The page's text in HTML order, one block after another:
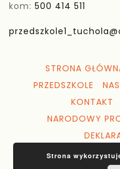
kom: 500 414 511
STRONA
PRZEDSZKOLE
KONTAKT
NARODOWY
Strona